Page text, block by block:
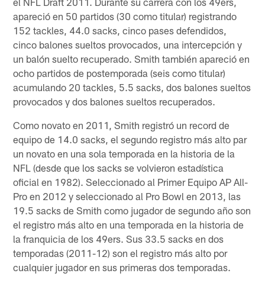
apareció en 50 partidos (30 como titular) registrando
152 tackles, 44.0 sacks, cinco pases defendidos,
cinco balones sueltos provocados, una intercepción y
un balón suelto recuperado. Smith también apareció en
ocho partidos de postemporada (seis como titular)
acumulando 20 tackles, 5.5 sacks, dos balones sueltos
provocados y dos balones sueltos recuperados.
Como novato en 2011, Smith registró un record de
equipo de 14.0 sacks, el segundo registro más alto par
un novato en una sola temporada en la historia de la
NFL (desde que los sacks se volvieron estadística
oficial en 1982). Seleccionado al Primer Equipo AP All-
Pro en 2012 y seleccionado al Pro Bowl en 2013, las
19.5 sacks de Smith como jugador de segundo año son
el registro más alto en una temporada en la historia de
la franquicia de los 49ers. Sus 33.5 sacks en dos
temporadas (2011-12) son el registro más alto por
cualquier jugador en sus primeras dos temporadas.